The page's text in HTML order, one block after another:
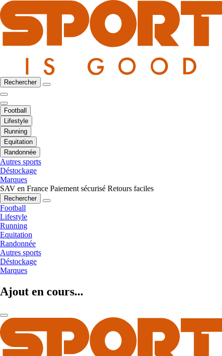
Rechercher
Football
Lifestyle
Running
Equitation
Randonnée
Autres sports
Déstockage
Marques
SAV en France Paiement sécurisé Retours faciles
Rechercher
Football
Lifestyle
Running
Equitation
Randonnée
Autres sports
Déstockage
Marques
Ajout en cours...